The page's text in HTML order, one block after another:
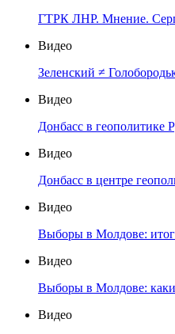
ГТРК ЛНР. Мнение.
Видео
Зеленский ≠
Видео
Донбасс в геополитике
Видео
Донбасс в центре
Видео
Выборы в Молдове:
Видео
Выборы в Молдове:
Видео